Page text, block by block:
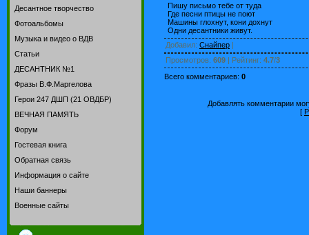
Десантное творчество
Фотоальбомы
Музыка и видео о ВДВ
Статьи
ДЕСАНТНИК №1
Фразы В.Ф.Маргелова
Герои 247 ДШП (21 ОВДБР)
ВЕЧНАЯ ПАМЯТЬ
Форум
Гостевая книга
Обратная связь
Информация о сайте
Наши баннеры
Военные сайты
Пишу письмо тебе от туда
Где песни птицы не поют
Машины глохнут, кони дохнут
Одни десантники живут.
Добавил: Снайпер |
Просмотров: 609 | Рейтинг: 4.7/3
Всего комментариев: 0
Добавлять комментарии
[